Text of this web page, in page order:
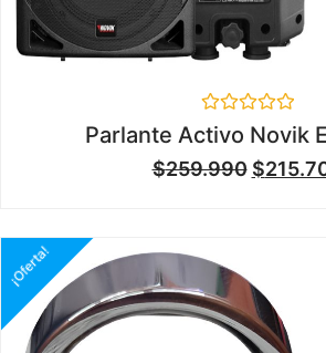
Valorado
en
0
de
Parlante Activo Novik
$259.990 $
¡Oferta!